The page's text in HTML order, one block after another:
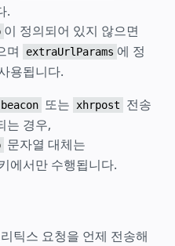
.
이 정의되어 있지 않으면
며
extraUrlParams 에 정
용됩니다.
beacon 또는 xhrpost
전송
는 경우,
문자열 대체는
에서만 수행됩니다.
틱스 요청을 언제 전송해